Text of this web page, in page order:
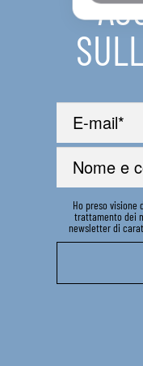
Ho preso visione
trattamento dei
newsletter di